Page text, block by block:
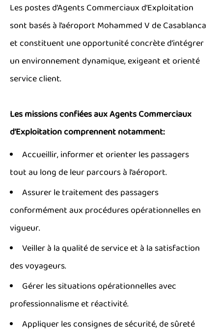
Les postes d’Agents Commerciaux d’Exploitation
sont basés à l’aéroport Mohammed V de Casablanca
et constituent une opportunité concrète d’intégrer
un environnement dynamique, exigeant et orienté
service client.
Les missions confiées aux Agents Commerciaux
d’Exploitation comprennent notamment:
Accueillir, informer et orienter les passagers
tout au long de leur parcours à l’aéroport.
Assurer le traitement des passagers
conformément aux procédures opérationnelles en
vigueur.
Veiller à la qualité de service et à la satisfaction
des voyageurs.
Gérer les situations opérationnelles avec
professionnalisme et réactivité.
Appliquer les consignes de sécurité, de sûreté